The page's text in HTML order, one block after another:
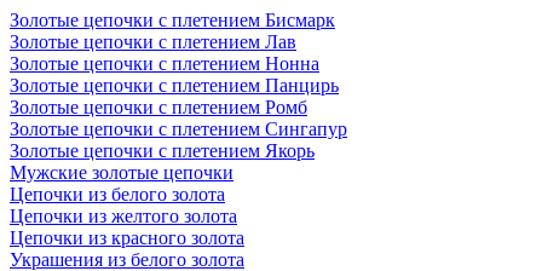
Золотые цепочки с плетением Бисмарк
Золотые цепочки с плетением Лав
Золотые цепочки с плетением Нонна
Золотые цепочки с плетением Панцирь
Золотые цепочки с плетением Ромб
Золотые цепочки с плетением Сингапур
Золотые цепочки с плетением Якорь
Мужские золотые цепочки
Цепочки из белого золота
Цепочки из желтого золота
Цепочки из красного золота
Украшения из белого золота